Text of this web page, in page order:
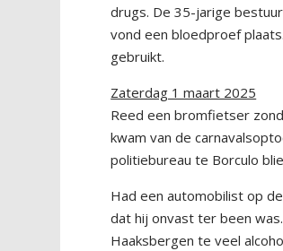
drugs. De 35-jarige
vond een bloedproef
gebruikt.
Zaterdag 1 maart 2025
Reed een bromfietser
kwam van de
politiebureau te Borculo
Had een automobilist op
dat hij onvast ter been
Haaksbergen te veel